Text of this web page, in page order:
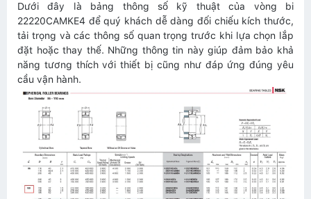
Dưới đây là bảng thông số kỹ thuật của vòng bi
22220CAMKE4 để quý khách dễ dàng đối chiếu kích thước,
tải trọng và các thông số quan trọng trước khi lựa chọn lắp
đặt hoặc thay thế. Những thông tin này giúp đảm bảo khả
năng tương thích với thiết bị cũng như đáp ứng đúng yêu
cầu vận hành.